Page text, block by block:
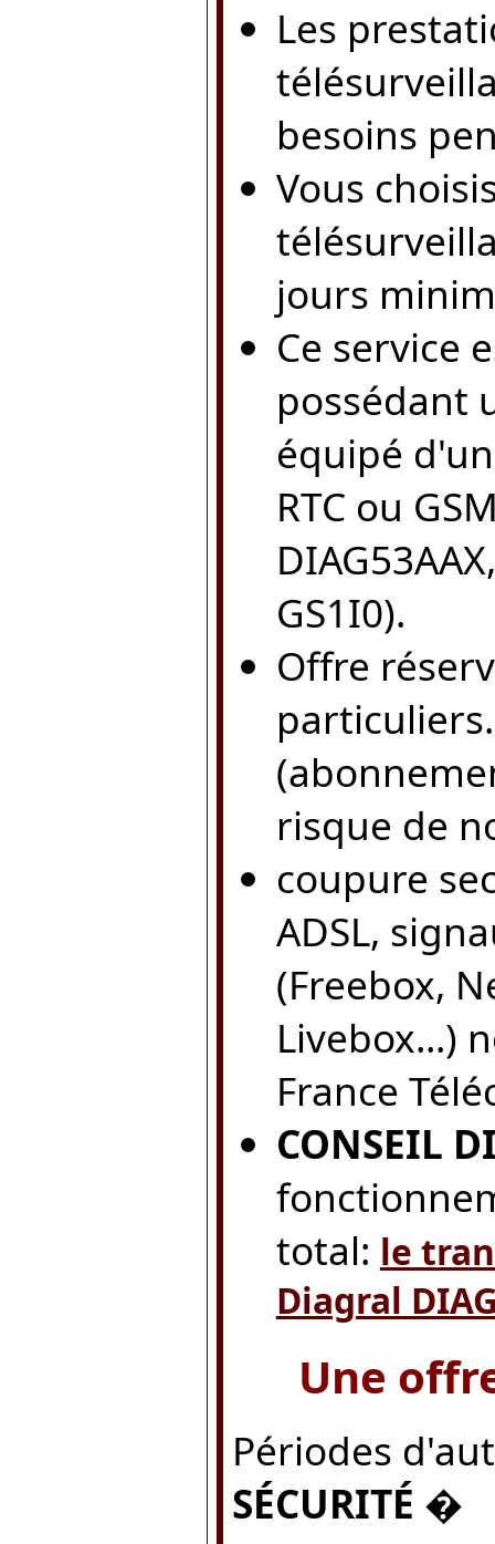
Les
besoins
Vous
jours
Ce service
possédant
équipé
RTC ou
GS1I0).
Offre
risque de
coupure
ADSL,
(Freebox,
Livebox...)
France
CONSEIL
total: le
Diagral
Une
Périodes
SÉCURITÉ �